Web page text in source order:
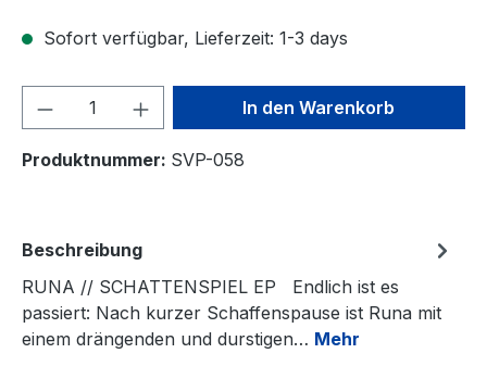
Sofort verfügbar, Lieferzeit: 1-3 days
Produkt Anzahl: Gib denIn den Warenkorb
Produktnummer: SVP-058
Beschreibung
RUNA // SCHATTENSPIEL EP Endlich ist es
passiert: Nach kurzer Schaffenspause ist Runa mit
einem drängenden und durstigen… Mehr